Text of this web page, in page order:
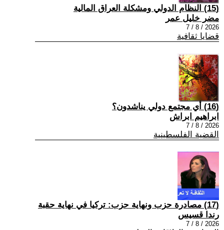
(15) النظام الدولي ومشكلة العراق المالية
مضر خليل عمر
2026 / 8 / 7
قضايا ثقافية
(16) أي مجتمع دولي يناشدون؟
ابراهيم ابراش
2026 / 8 / 7
القضية الفلسطينية
(17) مصادرة حزب ونهاية حزب: تركيا في نهاية حقبة
رندا قسيس
2026 / 8 / 7